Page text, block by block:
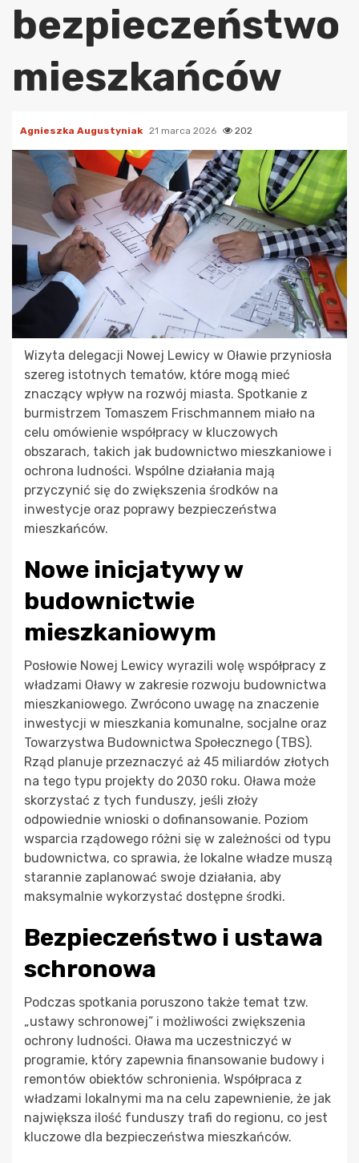
bezpieczeństwo
mieszkańców
Agnieszka Augustyniak 21 marca 2026 202
Wizyta delegacji Nowej Lewicy w Oławie przyniosła
szereg istotnych tematów, które mogą mieć
znaczący wpływ na rozwój miasta. Spotkanie z
burmistrzem Tomaszem Frischmannem miało na
celu omówienie współpracy w kluczowych
obszarach, takich jak budownictwo mieszkaniowe i
ochrona ludności. Wspólne działania mają
przyczynić się do zwiększenia środków na
inwestycje oraz poprawy bezpieczeństwa
mieszkańców.
Nowe inicjatywy w
budownictwie
mieszkaniowym
Posłowie Nowej Lewicy wyrazili wolę współpracy z
władzami Oławy w zakresie rozwoju budownictwa
mieszkaniowego. Zwrócono uwagę na znaczenie
inwestycji w mieszkania komunalne, socjalne oraz
Towarzystwa Budownictwa Społecznego (TBS).
Rząd planuje przeznaczyć aż 45 miliardów złotych
na tego typu projekty do 2030 roku. Oława może
skorzystać z tych funduszy, jeśli złoży
odpowiednie wnioski o dofinansowanie. Poziom
wsparcia rządowego różni się w zależności od typu
budownictwa, co sprawia, że lokalne władze muszą
starannie zaplanować swoje działania, aby
maksymalnie wykorzystać dostępne środki.
Bezpieczeństwo i ustawa
schronowa
Podczas spotkania poruszono także temat tzw.
„ustawy schronowej” i możliwości zwiększenia
ochrony ludności. Oława ma uczestniczyć w
programie, który zapewnia finansowanie budowy i
remontów obiektów schronienia. Współpraca z
władzami lokalnymi ma na celu zapewnienie, że jak
największa ilość funduszy trafi do regionu, co jest
kluczowe dla bezpieczeństwa mieszkańców.